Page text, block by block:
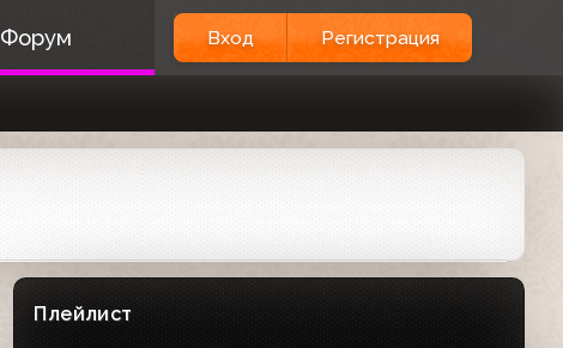
Форум Вход Регистрация
Плейлист